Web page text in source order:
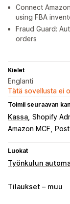
Connect
using FBA
Fraud Guard:
orders
Kielet
Englanti
Tätä sovellusta ei
Toimii seuraavan
Kassa Shopify
Amazon MCF
Luokat
Työnkulun
Automaattiset
Tilaukset – muu